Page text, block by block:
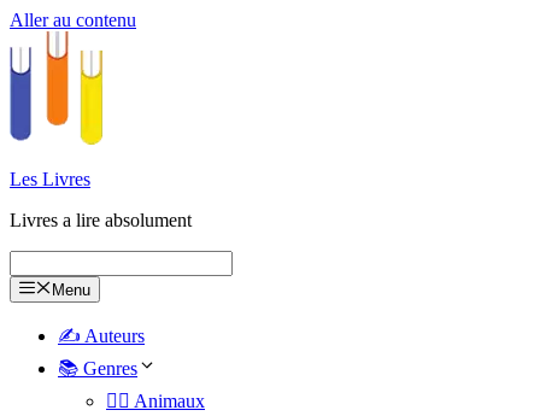
Aller au contenu
Les Livres
Livres a lire absolument
Menu
✍️ Auteurs
📚 Genres
🐕‍🦺 Animaux